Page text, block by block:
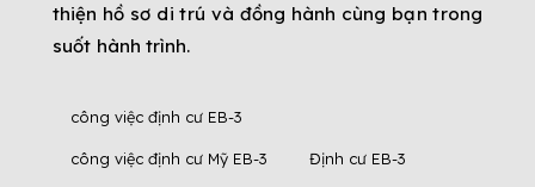
thiện hồ sơ di trú và đồng hành cùng bạn trong
suốt hành trình.
công việc định cư EB-3
công việc định cư Mỹ EB-3 Định cư EB-3